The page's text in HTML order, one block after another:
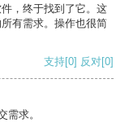
，终于找到了它。这
有需求。操作也很简
支持[0] 反对[0]
需求。